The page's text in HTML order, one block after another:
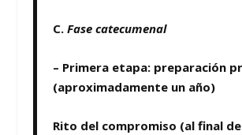
C.Fase catecumenal
– Primera etapa: preparación
(aproximadamente un año)
Rito del compromiso (al final